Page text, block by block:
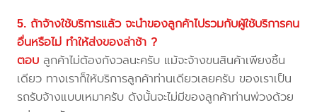
5. ถ้าจ้างใช้บริการแล้ว จะนำของลูกค้าไปรวมกับผู้ใช้บริการคน
อื่นหรือไม่ ทำให้ส่งของล่าช้า ?
ตอบ ลูกค้าไม่ต้องกังวลนะครับ แม้จะจ้างขนสินค้าเพียงชิ้น
เดียว ทางเราก็ให้บริการลูกค้าท่านเดียวเลยครับ ของเราเป็น
รถรับจ้างแบบเหมาครับ ดังนั้นจะไม่มีของลูกค้าท่านพ่วงด้วย